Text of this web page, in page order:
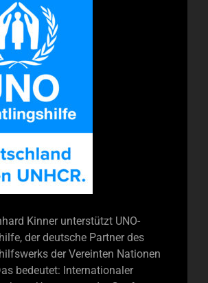
Kinner unterstützt UNO-
der deutsche Partner des
der Vereinten Nationen
bedeutet: Internationaler